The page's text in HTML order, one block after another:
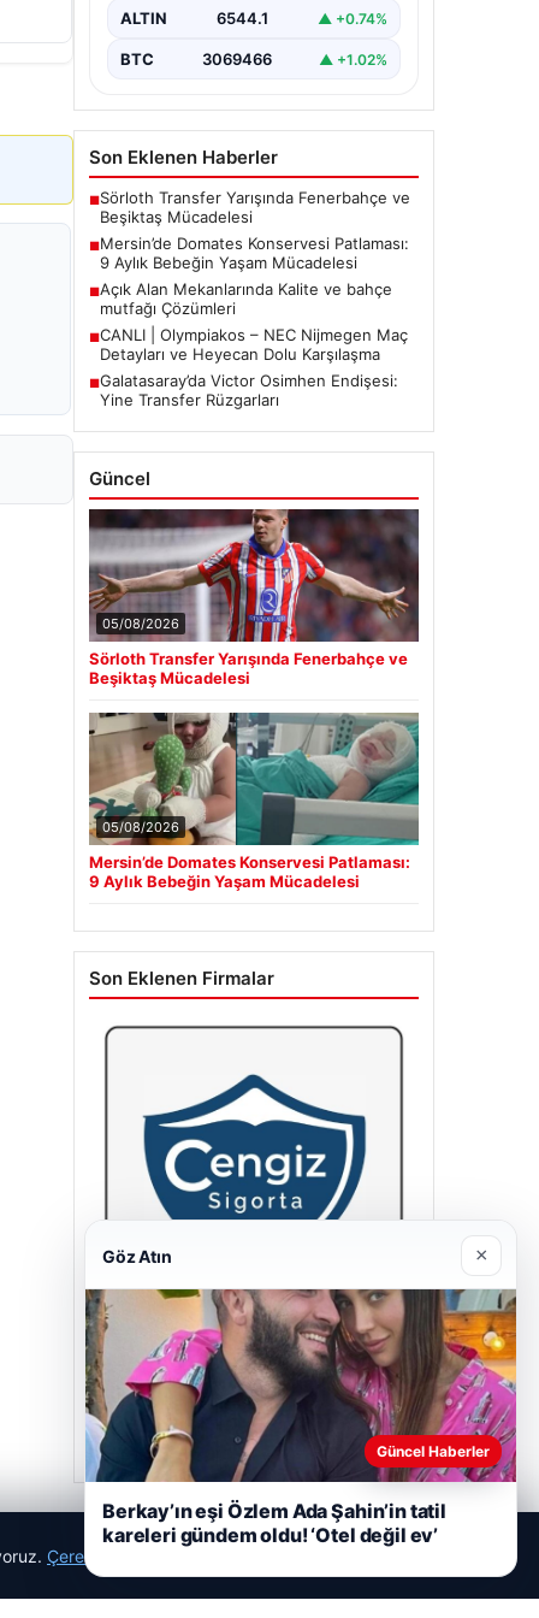
etkiledi. 19 Eylül 2023 tarihinde…
ALTIN 6544.1 ▲ +0.74%
BTC 3069466 ▲ +1.02%
Son Eklenen Haberler
■Sörloth Transfer Yarışında Fenerbahçe ve
Beşiktaş Mücadelesi
■Mersin’de Domates Konservesi Patlaması:
9 Aylık Bebeğin Yaşam Mücadelesi
■Açık Alan Mekanlarında Kalite ve bahçe
mutfağı Çözümleri
■CANLI | Olympiakos – NEC Nijmegen Maç
Detayları ve Heyecan Dolu Karşılaşma
■Galatasaray’da Victor Osimhen Endişesi:
Yine Transfer Rüzgarları
Güncel
05/08/2026
Sörloth Transfer Yarışında Fenerbahçe ve
Beşiktaş Mücadelesi
05/08/2026
Mersin’de Domates Konservesi Patlaması:
9 Aylık Bebeğin Yaşam Mücadelesi
Son Eklenen Firmalar
Cengiz Sigorta
23/06/2026
Çerez Politikamız
Göz Atın ×
Güncel Haberler
Berkay’ın eşi Özlem Ada Şahin’in tatil
kareleri gündem oldu! ‘Otel değil ev’